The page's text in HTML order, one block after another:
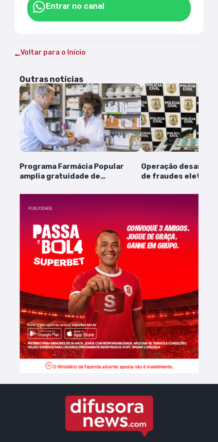
Entrar no canal
Voltar para o Início
Outras notícias
Programa Farmácia Popular
amplia gratuidade de
Operação
de fraudes
Imperatriz